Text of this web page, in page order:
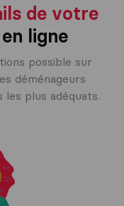
de votre
en ligne
possible sur
déménageurs
plus adéquats.